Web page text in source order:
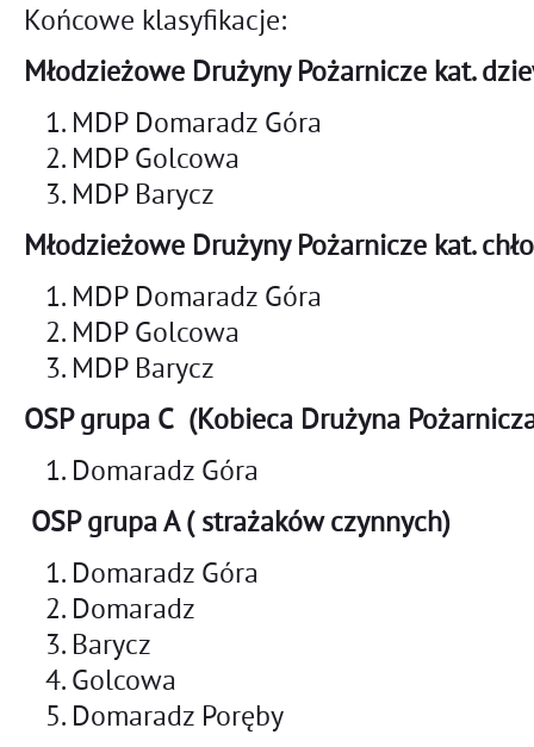
Końcowe klasyfikacje:
Młodzieżowe Drużyny Pożarnicze kat.
MDP Domaradz Góra
MDP Golcowa
MDP Barycz
Młodzieżowe Drużyny Pożarnicze kat.
MDP Domaradz Góra
MDP Golcowa
MDP Barycz
OSP grupa C (Kobieca Drużyna
Domaradz Góra
OSP grupa A ( strażaków czynnych)
Domaradz Góra
Domaradz
Barycz
Golcowa
Domaradz Poręby